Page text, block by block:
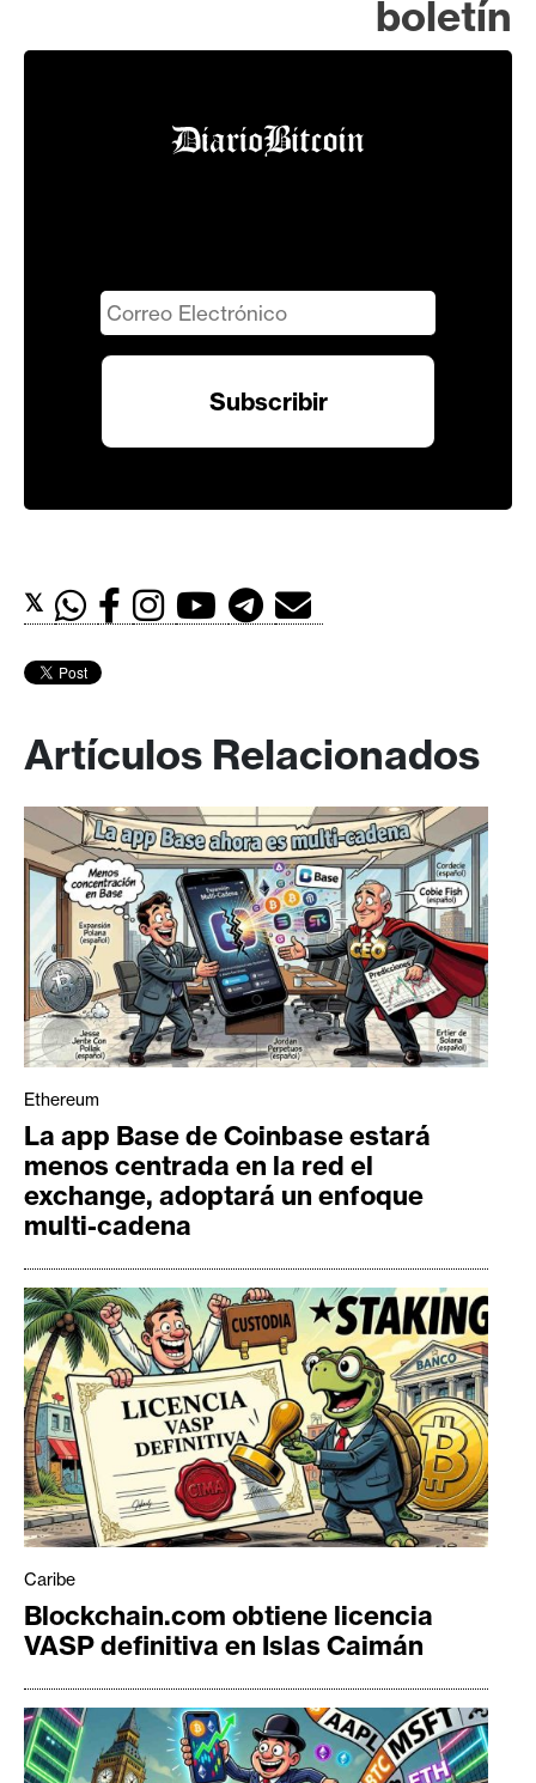
boletín
𝕏
Artículos Relacionados
Ethereum
La app Base de Coinbase estará
menos centrada en la red el
exchange, adoptará un enfoque
multi-cadena
Caribe
Blockchain.com obtiene licencia
VASP definitiva en Islas Caimán